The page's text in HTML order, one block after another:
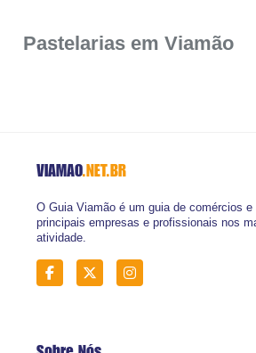
Pastelarias em Viamão
VIAMAO.NET.BR
O Guia Viamão é um guia de comércios
principais empresas e profissionais nos
atividade.